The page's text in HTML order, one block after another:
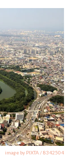
image by PIXTA / 8342504